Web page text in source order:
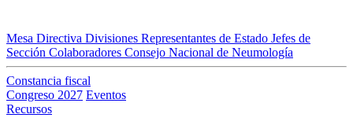
Mesa Directiva Divisiones Representantes de Estado Jefes de
Sección Colaboradores Consejo Nacional de Neumología
Constancia fiscal
Congreso 2027 Eventos
Recursos